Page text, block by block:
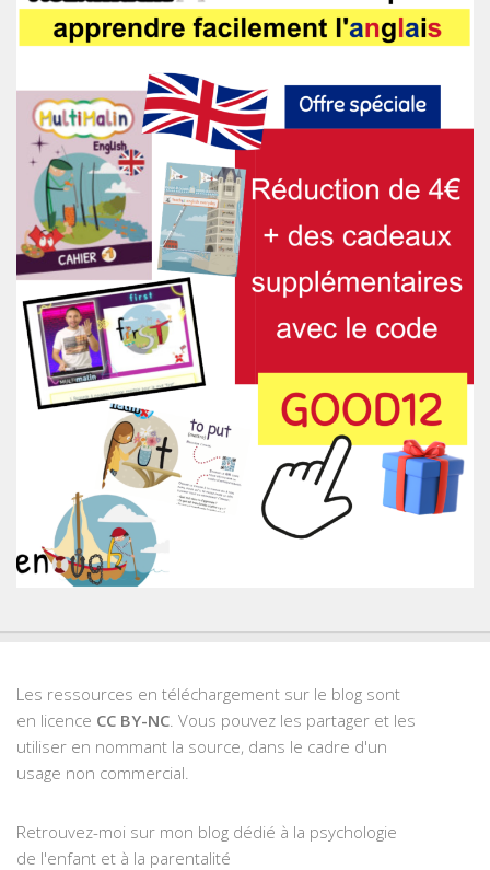
Les ressources en téléchargement sur le blog sont
en licence CC BY-NC . Vous pouvez les partager et les
utiliser en nommant la source, dans le cadre d'un
usage non commercial.
Retrouvez-moi sur mon blog dédié à la psychologie
de l'enfant et à la parentalité